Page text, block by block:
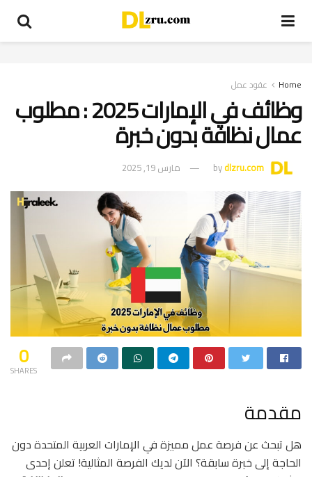
Home عقود عمل
وظائف في الإمارات 2025 : مطلوب
عمال نظافة بدون خبرة
bydlzru.com مارس 19, 2025
0
SHARES
مقدمة
هل تبحث عن فرصة عمل مميزة في الإمارات العربية المتحدة دون
الحاجة إلى خبرة سابقة؟ الآن لديك الفرصة المثالية! تعلن إحدى